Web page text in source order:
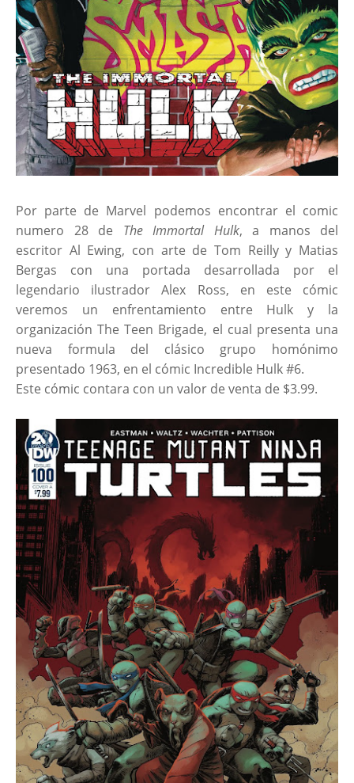
Por parte de Marvel podemos encontrar el comic
numero 28 de The Immortal Hulk, a manos del
escritor Al Ewing, con arte de Tom Reilly y Matias
Bergas con una portada desarrollada por el
legendario ilustrador Alex Ross, en este cómic
veremos un enfrentamiento entre Hulk y la
organización The Teen Brigade, el cual presenta una
nueva formula del clásico grupo homónimo
presentado 1963, en el cómic Incredible Hulk #6.
Este cómic contara con un valor de venta de $3.99.